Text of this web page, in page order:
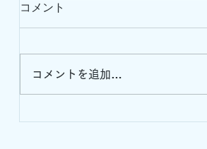
コメント
コメントを追加…